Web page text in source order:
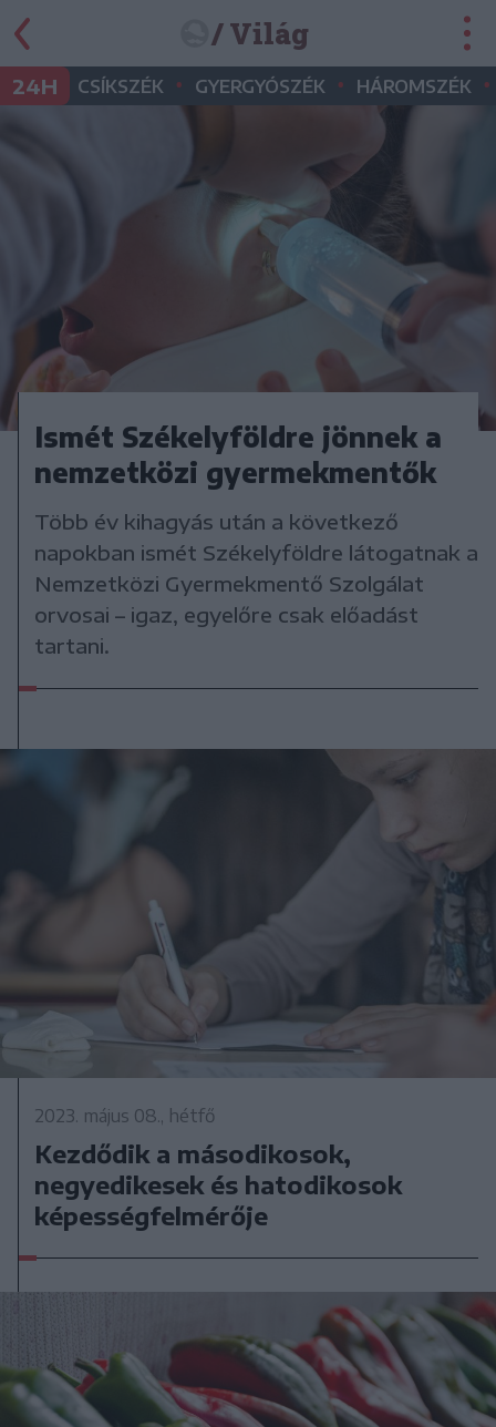
/ Világ
24H CSÍKSZÉK • GYERGYÓSZÉK • HÁROMSZÉK •
Ismét Székelyföldre jönnek a
nemzetközi gyermekmentők
Több év kihagyás után a következő
napokban ismét Székelyföldre látogatnak a
Nemzetközi Gyermekmentő Szolgálat
orvosai – igaz, egyelőre csak előadást
tartani.
2023. május 08., hétfő
Kezdődik a másodikosok,
negyedikesek és hatodikosok
képességfelmérője